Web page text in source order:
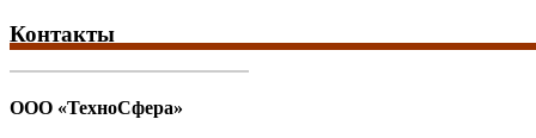
Контакты
ООО «ТехноСфера»